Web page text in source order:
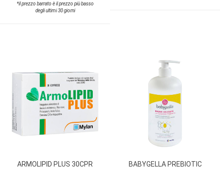
*il prezzo barrato è il prezzo più basso
degli ultimi 30 giorni
ARMOLIPID PLUS 30CPR
BABYGELLA PREBIOTIC